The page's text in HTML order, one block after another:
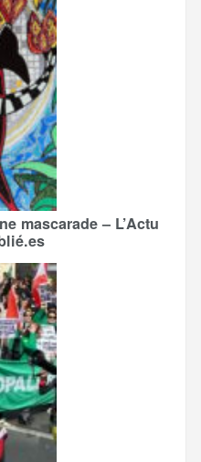
mascarade – L’Actu